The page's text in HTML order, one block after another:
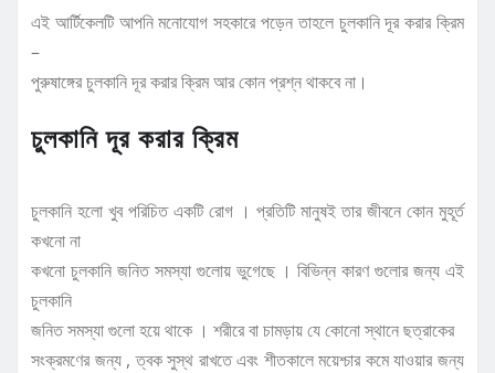
এই আর্টিকেলটি আপনি মনোযোগ সহকারে পড়েন তাহলে চুলকানি দূর করার ক্রিম
–
পুরুষাঙ্গের চুলকানি দূর করার ক্রিম আর কোন প্রশ্ন থাকবে না।
চুলকানি দূর করার ক্রিম
চুলকানি হলো খুব পরিচিত একটি রোগ । প্রতিটি মানুষই তার জীবনে কোন মুহূর্ত
কখনো না
কখনো চুলকানি জনিত সমস্যা গুলোয় ভুগেছে । বিভিন্ন কারণ গুলোর জন্য এই
চুলকানি
জনিত সমস্যা গুলো হয়ে থাকে । শরীরে বা চামড়ায় যে কোনো স্থানে ছত্রাকের
সংক্রমণের জন্য , ত্বক সুস্থ রাখতে এবং শীতকালে ময়েশ্চার কমে যাওয়ার জন্য